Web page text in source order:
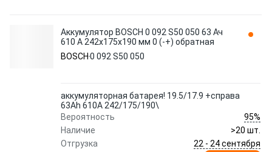
Аккумулятор BOSCH 0 092 S50 050 63 Ач
610 А 242x175x190 мм 0 (-+) обратная
BOSCH 0 092 S50 050
аккумуляторная батарея! 19.5/17.9 +справа
63Ah 610A 242/175/190\
Вероятность
95%
Наличие
>20 шт.
Отгрузка
22 - 24 сентября